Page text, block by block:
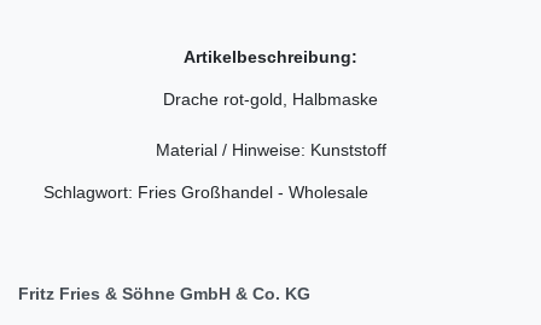
Artikelbeschreibung:
Drache rot-gold, Halbmaske
Material / Hinweise: Kunststoff
Schlagwort: Fries Großhandel - Wholesale
Fritz Fries & Söhne GmbH & Co. KG